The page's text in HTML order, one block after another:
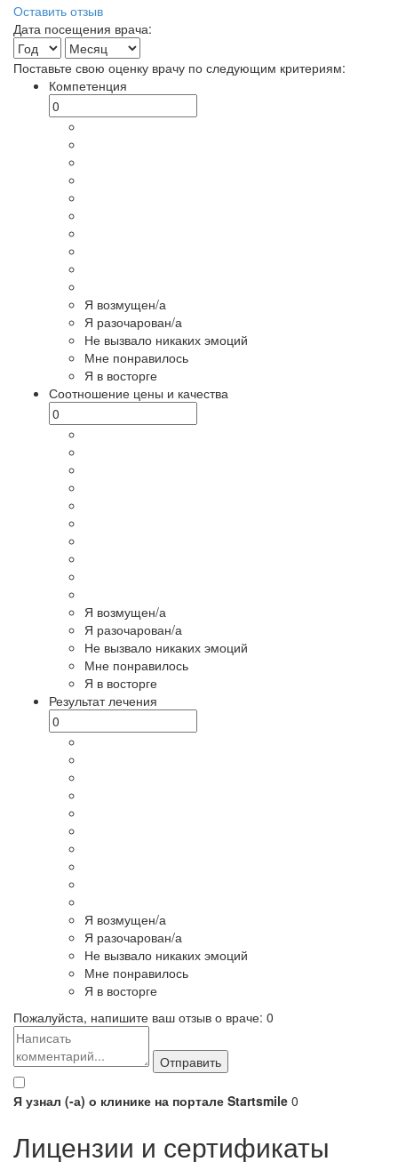
Оставить отзыв
Дата посещения врача:
Поставьте свою оценку врачу по следующим критериям:
Компетенция
Я возмущен/а
Я разочарован/а
Не вызвало никаких эмоций
Мне понравилось
Я в восторге
Соотношение цены и качества
Я возмущен/а
Я разочарован/а
Не вызвало никаких эмоций
Мне понравилось
Я в восторге
Результат лечения
Я возмущен/а
Я разочарован/а
Не вызвало никаких эмоций
Мне понравилось
Я в восторге
Пожалуйста, напишите ваш отзыв о враче: 0
Я узнал (-а) о клинике на портале Startsmile 0
Лицензии и сертификаты